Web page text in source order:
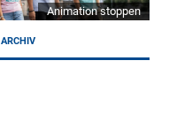
Animation stoppen
ARCHIV